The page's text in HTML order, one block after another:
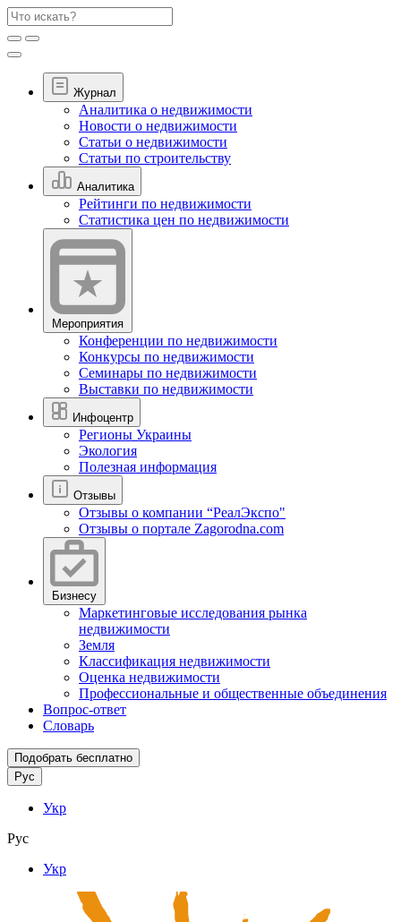
Журнал
Аналитика о недвижимости
Новости о недвижимости
Статьи о недвижимости
Статьи по строительству
Аналитика
Рейтинги по недвижимости
Статистика цен по недвижимости
Мероприятия
Конференции по недвижимости
Конкурсы по недвижимости
Семинары по недвижимости
Выставки по недвижимости
Инфоцентр
Регионы Украины
Экология
Полезная информация
Отзывы
Отзывы о компании “РеалЭкспо"
Отзывы о портале Zagorodna.com
Бизнесу
Маркетинговые исследования рынка
недвижимости
Земля
Классификация недвижимости
Оценка недвижимости
Профессиональные и общественные объединения
Вопрос-ответ
Словарь
Подобрать бесплатно
Рус
Укр
Рус
Укр